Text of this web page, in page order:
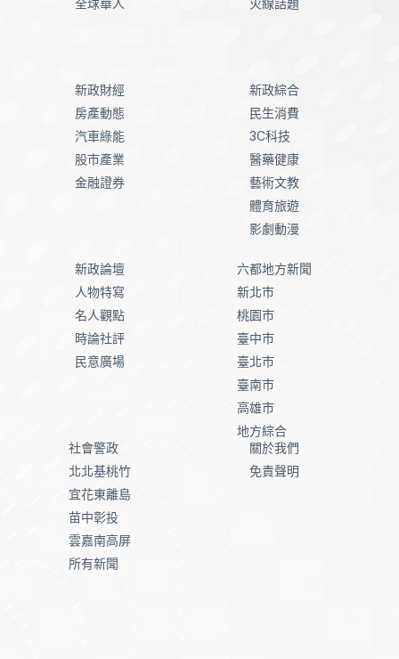
新政財經
房產動態
汽車綠能
股市產業
金融證券
新政綜合
民生消費
3C科技
醫藥健康
藝術文教
體育旅遊
影劇動漫
新政論壇
人物特寫
名人觀點
時論社評
民意廣場
六都地方新聞
新北市
桃園市
臺中市
臺北市
臺南市
高雄市
地方綜合
社會警政
北北基桃竹
宜花東離島
苗中彰投
雲嘉南高屏
所有新聞
關於我們
免責聲明